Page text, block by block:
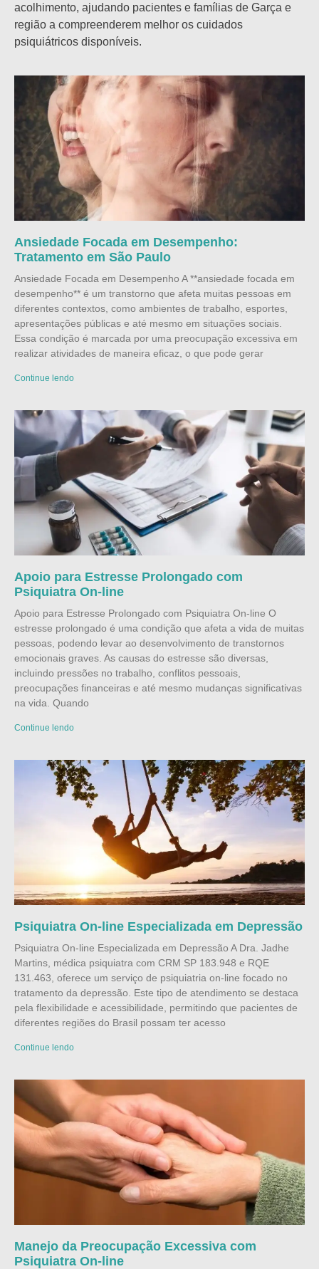
acolhimento, ajudando pacientes e famílias de Garça e
região a compreenderem melhor os cuidados
psiquiátricos disponíveis.
Ansiedade Focada em Desempenho:
Tratamento em São Paulo
Ansiedade Focada em Desempenho A **ansiedade focada em
desempenho** é um transtorno que afeta muitas pessoas em
diferentes contextos, como ambientes de trabalho, esportes,
apresentações públicas e até mesmo em situações sociais.
Essa condição é marcada por uma preocupação excessiva em
realizar atividades de maneira eficaz, o que pode gerar
Continue lendo
Apoio para Estresse Prolongado com
Psiquiatra On-line
Apoio para Estresse Prolongado com Psiquiatra On-line O
estresse prolongado é uma condição que afeta a vida de muitas
pessoas, podendo levar ao desenvolvimento de transtornos
emocionais graves. As causas do estresse são diversas,
incluindo pressões no trabalho, conflitos pessoais,
preocupações financeiras e até mesmo mudanças significativas
na vida. Quando
Continue lendo
Psiquiatra On-line Especializada em Depressão
Psiquiatra On-line Especializada em Depressão A Dra. Jadhe
Martins, médica psiquiatra com CRM SP 183.948 e RQE
131.463, oferece um serviço de psiquiatria on-line focado no
tratamento da depressão. Este tipo de atendimento se destaca
pela flexibilidade e acessibilidade, permitindo que pacientes de
diferentes regiões do Brasil possam ter acesso
Continue lendo
Manejo da Preocupação Excessiva com
Psiquiatra On-line